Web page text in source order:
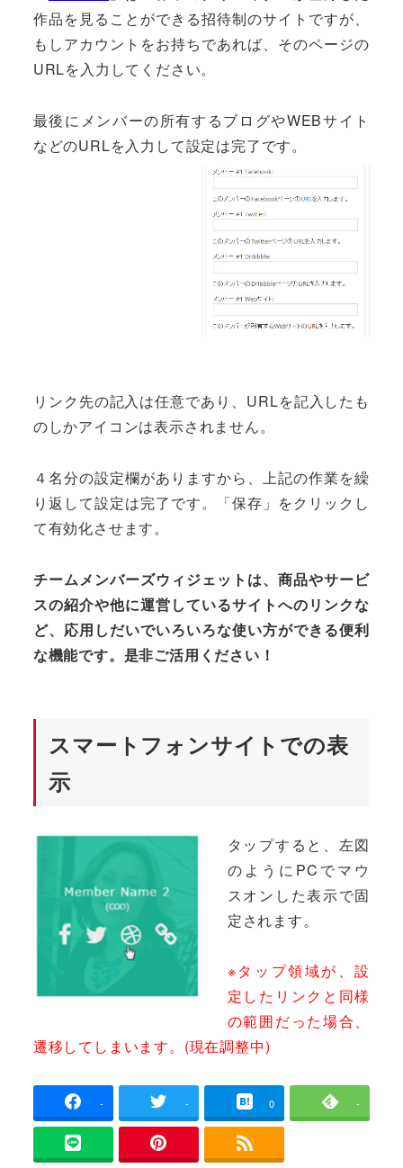
作品を見ることができる招待制のサイトですが、
もしアカウントをお持ちであれば、そのページの
URLを入力してください。
最後にメンバーの所有するブログやWEBサイト
などのURLを入力して設定は完了です。
リンク先の記入は任意であり、URLを記入したも
のしかアイコンは表示されません。
４名分の設定欄がありますから、上記の作業を繰
り返して設定は完了です。「保存」をクリックし
て有効化させます。
チームメンバーズウィジェットは、商品やサービ
スの紹介や他に運営しているサイトへのリンクな
ど、応用しだいでいろいろな使い方ができる便利
な機能です。是非ご活用ください！
スマートフォンサイトでの表
示
タップすると、左図
のようにPCでマウ
スオンした表示で固
定されます。
※タップ領域が、設
定したリンクと同様
の範囲だった場合、
遷移してしまいます。(現在調整中)
- - 0 -